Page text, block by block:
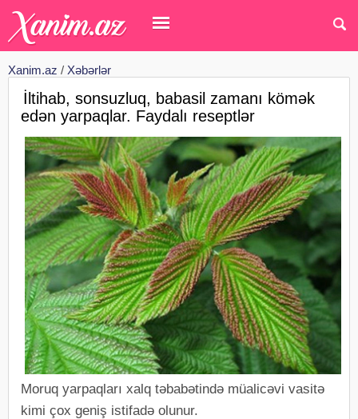
Xanim.az / Xəbərlər
İltihab, sonsuzluq, babasil zamanı kömək
edən yarpaqlar. Faydalı reseptlər
Moruq yarpaqları xalq təbabətində müalicəvi vasitə
kimi çox geniş istifadə olunur.